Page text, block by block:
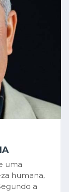
uma
humana,
a